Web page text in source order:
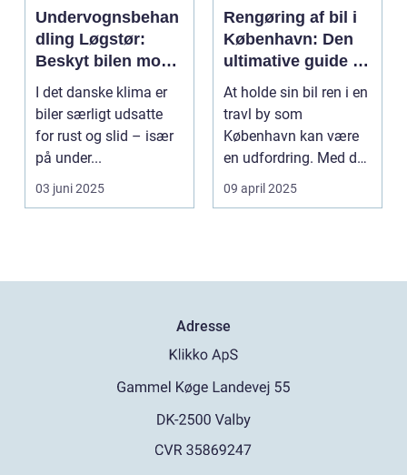
Undervognsbehan
dling Løgstør:
Beskyt bilen mod
rust og slid
I det danske klima er
biler særligt udsatte
for rust og slid – især
på under...
03 juni 2025
Rengøring af bil i
København: Den
ultimative guide til
en skinnende ren
bil
At holde sin bil ren i en
travl by som
København kan være
en udfordring. Med de
mange g...
09 april 2025
Adresse